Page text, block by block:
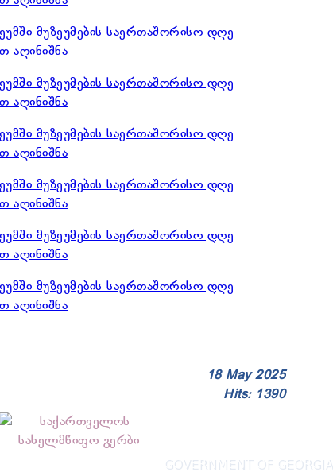
18 May 2025
Hits: 1390
GOVERNMENT OF GEORGIA